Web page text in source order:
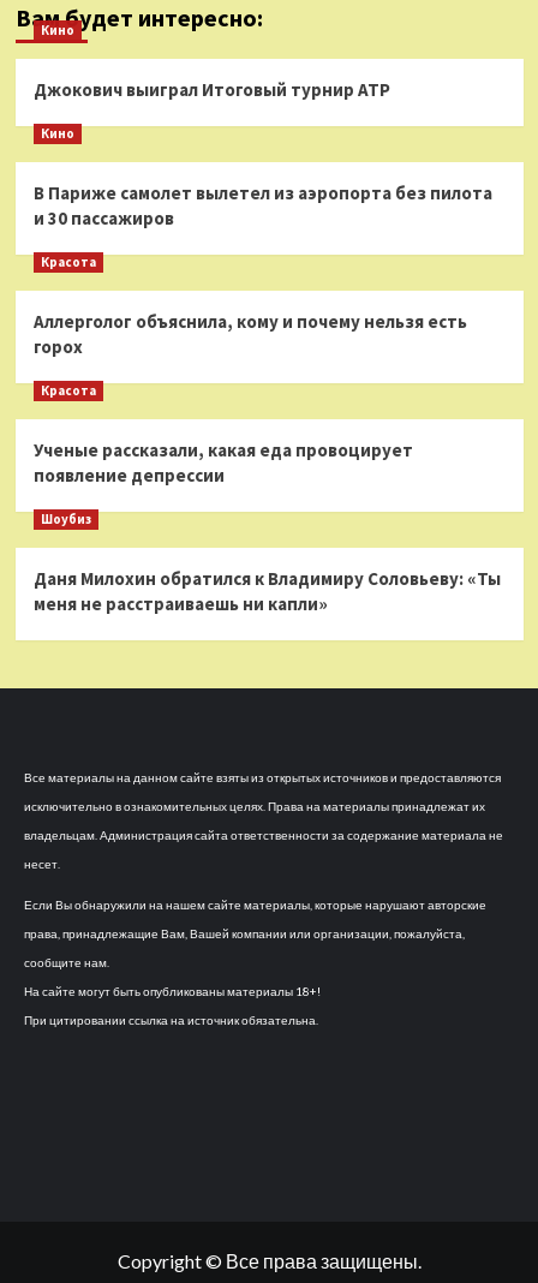
Вам будет интересно:
Кино
Джокович выиграл Итоговый турнир ATP
Кино
В Париже самолет вылетел из аэропорта без пилота
и 30 пассажиров
Красота
Аллерголог объяснила, кому и почему нельзя есть
горох
Красота
Ученые рассказали, какая еда провоцирует
появление депрессии
Шоубиз
Даня Милохин обратился к Владимиру Соловьеву: «Ты
меня не расстраиваешь ни капли»
Все материалы на данном сайте взяты из открытых источников и предоставляются
исключительно в ознакомительных целях. Права на материалы принадлежат их
владельцам. Администрация сайта ответственности за содержание материала не
несет.
Если Вы обнаружили на нашем сайте материалы, которые нарушают авторские
права, принадлежащие Вам, Вашей компании или организации, пожалуйста,
сообщите нам.
На сайте могут быть опубликованы материалы 18+!
При цитировании ссылка на источник обязательна.
Copyright © Все права защищены.